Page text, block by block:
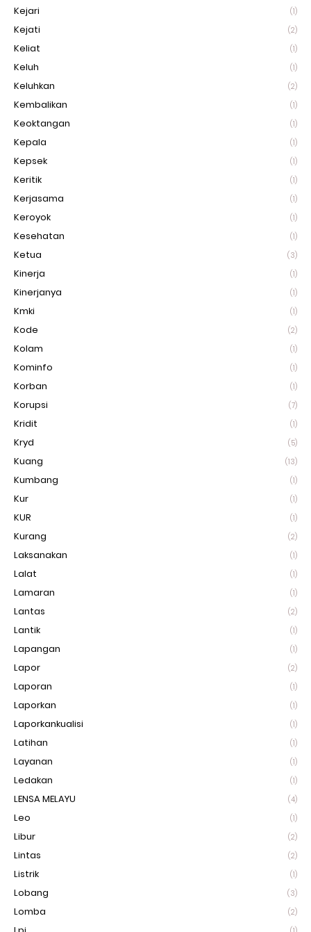
Kejari (1)
Kejati (2)
Keliat (1)
Keluh (1)
Keluhkan (2)
Kembalikan (1)
Keoktangan (1)
Kepala (1)
Kepsek (1)
Keritik (1)
Kerjasama (1)
Keroyok (1)
Kesehatan (1)
Ketua (3)
Kinerja (1)
Kinerjanya (1)
Kmki (1)
Kode (2)
Kolam (1)
Kominfo (1)
Korban (1)
Korupsi (7)
Kridit (1)
Kryd (5)
Kuang (13)
Kumbang (1)
Kur (1)
KUR (1)
Kurang (2)
Laksanakan (1)
Lalat (1)
Lamaran (1)
Lantas (2)
Lantik (1)
Lapangan (1)
Lapor (2)
Laporan (1)
Laporkan (1)
Laporkankualisi (1)
Latihan (1)
Layanan (1)
Ledakan (1)
LENSA MELAYU (4)
Leo (1)
Libur (2)
Lintas (2)
Listrik (1)
Lobang (3)
Lomba (2)